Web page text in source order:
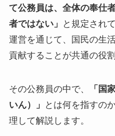
て公務員は、全体の奉仕
者ではない」
と規定され
運営を通じて、国民の生
貢献することが共通の役割
その公務員の中で、
「国
いん）」
とは何を指すの
理して解説します。